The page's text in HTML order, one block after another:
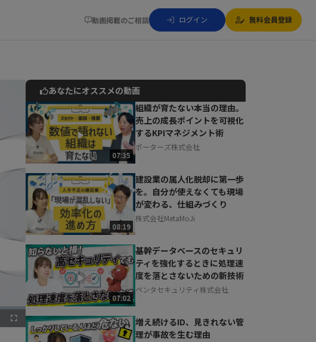
動画掲載のご相談 ログイン 無料会員登録
Fullscreen
動画でご紹介しているサービスについて
お気軽にご相談・ご質問いただけます！
30秒でお申し込み可能
相談を希望する 無料
あなたにオススメの動画
07:35
組織が育たない本当の理由。
売上の成長ポイントを可視化
するKPIマネジメント術
ポーターズ株式会社
08:19
建設業の属人化脱却に第一歩
を。自分が使えなくても現場
が変わる、仕組みづくり
株式会社MetaMoJi
07:02
基幹データベースのセキュリ
ティを強化するときに処理速
度を落とさないための新技術
ペンタセキュリティ株式会社
増え続けるID、見きれない管
理が事故を生む理由